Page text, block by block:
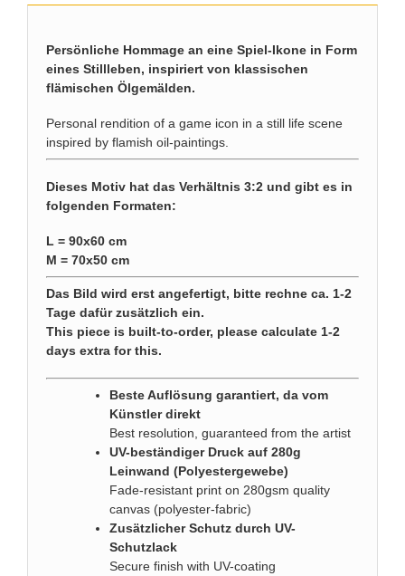
Persönliche Hommage an eine Spiel-Ikone in Form
eines Stillleben, inspiriert von klassischen
flämischen Ölgemälden.
Personal rendition of a game icon in a still life scene
inspired by flamish oil-paintings.
Dieses Motiv hat das Verhältnis 3:2 und gibt es in
folgenden Formaten:
L = 90x60 cm
M = 70x50 cm
Das Bild wird erst angefertigt, bitte rechne ca. 1-2
Tage dafür zusätzlich ein.
This piece is built-to-order, please calculate 1-2
days extra for this.
Beste Auflösung garantiert, da vom
Künstler direkt
Best resolution, guaranteed from the artist
UV-beständiger Druck auf 280g
Leinwand (Polyestergewebe)
Fade-resistant print on 280gsm quality
canvas (polyester-fabric)
Zusätzlicher Schutz durch UV-
Schutzlack
Secure finish with UV-coating